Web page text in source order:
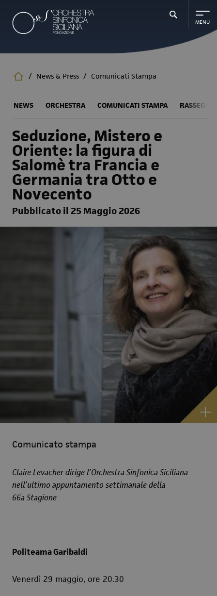
contenuto
principale
/ News & Press / Comunicati Stampa
NEWS ORCHESTRA COMUNICATI STAMPA
Seduzione, Mistero e
Oriente: la figura di
Salomè tra Francia e
Germania tra Otto e
Novecento
Pubblicato il 25 Maggio 2026
Comunicato stampa
Claire Levacher dirige l’Orchestra Sinfonica Siciliana
nell’ultimo appuntamento settimanale della
66a Stagione
Politeama Garibaldi
Venerdì 29 maggio, ore 20.30